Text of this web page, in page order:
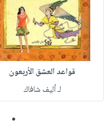
قواعد العشق الأربعون
لـ أليف شافاك
1